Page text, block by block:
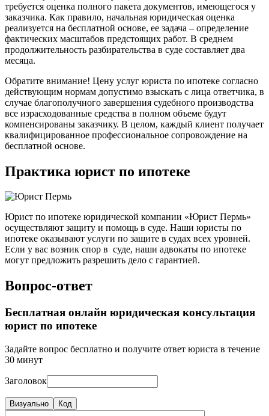
требуется оценка полного пакета документов, имеющегося у
заказчика. Как правило, начальная юридическая оценка
реализуется на бесплатной основе, ее задача – определение
фактических масштабов предстоящих работ. В среднем
продолжительность разбирательства в суде составляет два
месяца.
Обратите внимание! Цену услуг юриста по ипотеке согласно
действующим нормам допустимо взыскать с лица ответчика, в
случае благополучного завершения судебного производства
все израсходованные средства в полном объеме будут
компенсированы заказчику. В целом, каждый клиент получает
квалифицированное профессиональное сопровождение на
бесплатной основе.
Практика юрист по ипотеке
Юрист по ипотеке юридической компании «Юрист Пермь»
осуществляют защиту и помощь в суде. Наши юристы по
ипотеке оказывают услуги по защите в судах всех уровней.
Если у вас возник спор в суде, наши адвокаты по ипотеке
могут предложить разрешить дело с гарантией.
Вопрос-ответ
Бесплатная онлайн юридическая консультация
юрист по ипотеке
Задайте вопрос бесплатно и получите ответ юриста в течение
30 минут
Заголовок
Визуально Код